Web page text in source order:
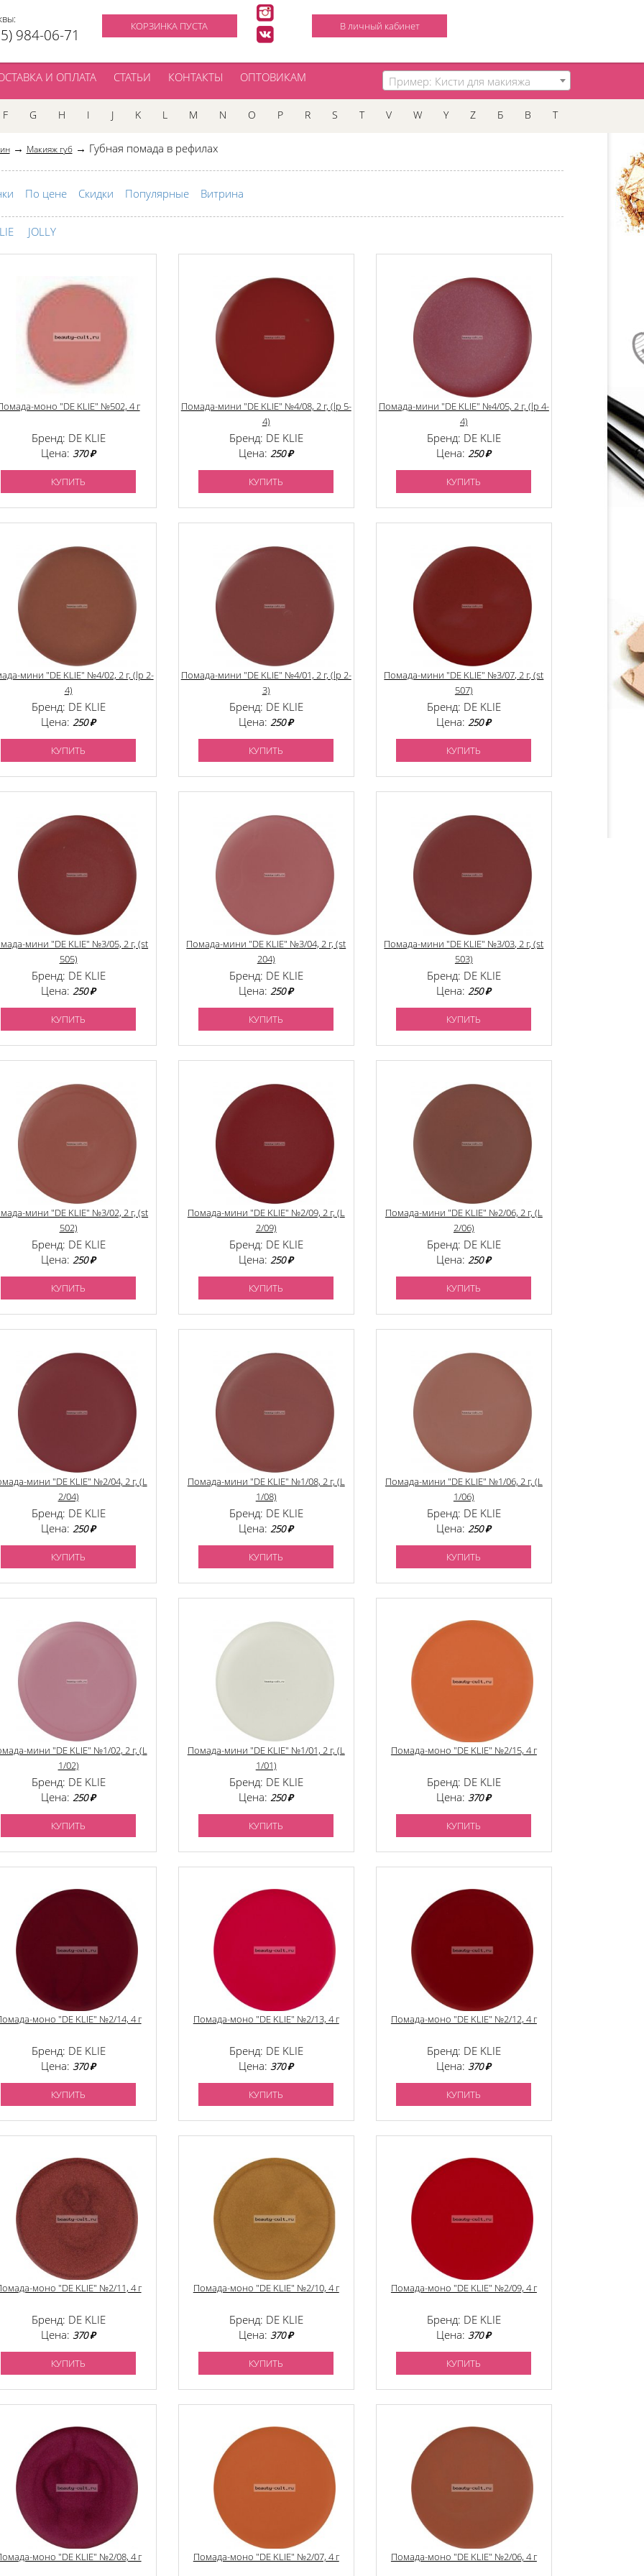
984-06-71
КОРЗИНКА ПУСТА В личный кабинет
И ОПЛАТА СТАТЬИ КОНТАКТЫ ОПТОВИКАМ Пример: Кисти для макияжа
F G H I J K L M N O P R S T V W Y Z Б В Т
→ Макияж губ→ Губная помада в рефилах
По цене Скидки Популярные Витрина
JOLLY
моно "DE KLIE" №502, 4 г
Бренд: DE KLIE
Цена:370 ₽
КУПИТЬ
Помада-мини "DE KLIE" №4/08, 2 г, (lp 5-
4)
Бренд: DE KLIE
Цена:250 ₽
КУПИТЬ
Помада-мини "DE KLIE" №4/05, 2 г, (lp 4-
4)
Бренд: DE KLIE
Цена:250 ₽
КУПИТЬ
мини "DE KLIE" №4/02, 2 г, (lp 2-
4)
Бренд: DE KLIE
Цена:250 ₽
КУПИТЬ
Помада-мини "DE KLIE" №4/01, 2 г, (lp 2-
3)
Бренд: DE KLIE
Цена:250 ₽
КУПИТЬ
Помада-мини "DE KLIE" №3/07, 2 г, (st
507)
Бренд: DE KLIE
Цена:250 ₽
КУПИТЬ
мини "DE KLIE" №3/05, 2 г, (st
505)
Бренд: DE KLIE
Цена:250 ₽
КУПИТЬ
Помада-мини "DE KLIE" №3/04, 2 г, (st
204)
Бренд: DE KLIE
Цена:250 ₽
КУПИТЬ
Помада-мини "DE KLIE" №3/03, 2 г, (st
503)
Бренд: DE KLIE
Цена:250 ₽
КУПИТЬ
мини "DE KLIE" №3/02, 2 г, (st
502)
Бренд: DE KLIE
Цена:250 ₽
КУПИТЬ
Помада-мини "DE KLIE" №2/09, 2 г, (L
2/09)
Бренд: DE KLIE
Цена:250 ₽
КУПИТЬ
Помада-мини "DE KLIE" №2/06, 2 г, (L
2/06)
Бренд: DE KLIE
Цена:250 ₽
КУПИТЬ
мини "DE KLIE" №2/04, 2 г, (L
2/04)
Бренд: DE KLIE
Цена:250 ₽
КУПИТЬ
Помада-мини "DE KLIE" №1/08, 2 г, (L
1/08)
Бренд: DE KLIE
Цена:250 ₽
КУПИТЬ
Помада-мини "DE KLIE" №1/06, 2 г, (L
1/06)
Бренд: DE KLIE
Цена:250 ₽
КУПИТЬ
мини "DE KLIE" №1/02, 2 г, (L
1/02)
Бренд: DE KLIE
Цена:250 ₽
КУПИТЬ
Помада-мини "DE KLIE" №1/01, 2 г, (L
1/01)
Бренд: DE KLIE
Цена:250 ₽
КУПИТЬ
Помада-моно "DE KLIE" №2/15, 4 г
Бренд: DE KLIE
Цена:370 ₽
КУПИТЬ
моно "DE KLIE" №2/14, 4 г
Бренд: DE KLIE
Цена:370 ₽
КУПИТЬ
Помада-моно "DE KLIE" №2/13, 4 г
Бренд: DE KLIE
Цена:370 ₽
КУПИТЬ
Помада-моно "DE KLIE" №2/12, 4 г
Бренд: DE KLIE
Цена:370 ₽
КУПИТЬ
моно "DE KLIE" №2/11, 4 г
Бренд: DE KLIE
Цена:370 ₽
КУПИТЬ
Помада-моно "DE KLIE" №2/10, 4 г
Бренд: DE KLIE
Цена:370 ₽
КУПИТЬ
Помада-моно "DE KLIE" №2/09, 4 г
Бренд: DE KLIE
Цена:370 ₽
КУПИТЬ
моно "DE KLIE" №2/08, 4 г Помада-моно "DE KLIE" №2/07, 4 г Помада-моно "DE KLIE" №2/06, 4 г